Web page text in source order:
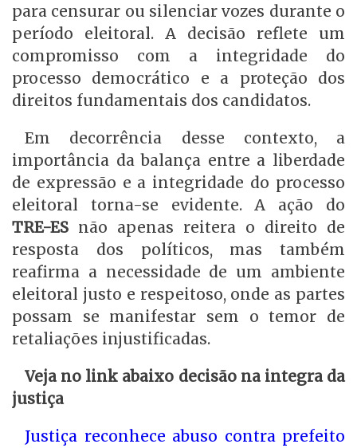
para censurar ou silenciar vozes durante o
período eleitoral. A decisão reflete um
compromisso com a integridade do
processo democrático e a proteção dos
direitos fundamentais dos candidatos.
Em decorrência desse contexto, a
importância da balança entre a liberdade
de expressão e a integridade do processo
eleitoral torna-se evidente. A ação do
TRE-ES não apenas reitera o direito de
resposta dos políticos, mas também
reafirma a necessidade de um ambiente
eleitoral justo e respeitoso, onde as partes
possam se manifestar sem o temor de
retaliações injustificadas.
Veja no link abaixo decisão na integra da
justiça
Justiça reconhece abuso contra prefeito